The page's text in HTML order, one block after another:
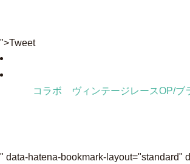
">Tweet
コラボ ヴィンテージレースOP/ブ
" data-hatena-bookmark-layout="standard"